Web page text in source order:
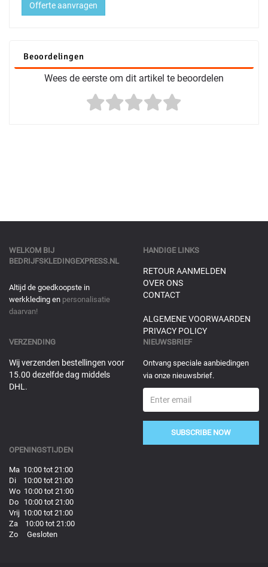
Offerte aanvragen
Beoordelingen
Wees de eerste om dit artikel te beoordelen
WELKOM BIJ
BEDRIJFSKLEDINGEXPRESS.NL
Altijd de goedkoopste in
werkkleding en personalisatie
daarvan!
HANDIGE LINKS
RETOUR AANMELDEN
OVER ONS
CONTACT
ALGEMENE VOORWAARDEN
PRIVACY POLICY
VERZENDING
Wij verzenden bestellingen voor
15.00 dezelfde dag middels
DHL.
NIEUWSBRIEF
Ontvang speciale aanbiedingen
via onze nieuwsbrief.
SUBSCRIBE NOW
OPENINGSTIJDEN
Ma 10:00 tot 21:00
Di 10:00 tot 21:00
Wo 10:00 tot 21:00
Do 10:00 tot 21:00
Vrij 10:00 tot 21:00
Za 10:00 tot 21:00
Zo Gesloten